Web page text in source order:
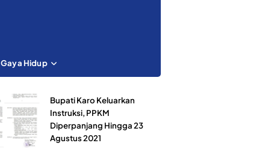
Gaya Hidup
Bupati Karo Keluarkan
Instruksi, PPKM
Diperpanjang Hingga 23
Agustus 2021